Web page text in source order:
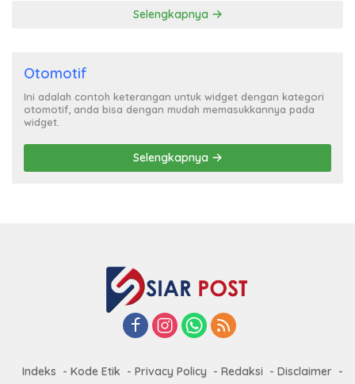
Selengkapnya
Otomotif
Ini adalah contoh keterangan untuk widget dengan kategori
otomotif, anda bisa dengan mudah memasukkannya pada
widget.
Selengkapnya
Indeks Kode Etik Privacy Policy Redaksi
Disclaimer